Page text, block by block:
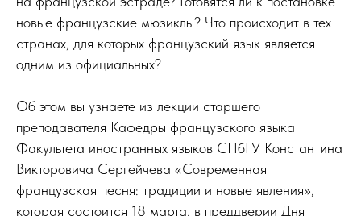
новые французские мюзиклы? Что происходит в тех
странах, для которых французский язык является
одним из официальных?
Об этом вы узнаете из лекции старшего
преподавателя Кафедры французского языка
Факультета иностранных языков СПбГУ Константина
Викторовича Сергейчева «Современная
французская песня: традиции и новые явления»,
которая состоится 18 марта, в преддверии Дня